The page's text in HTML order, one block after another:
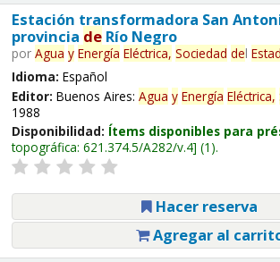
Estación transformadora San
provincia deRío Negro
por Agua y Energía Eléctrica, Sociedad del
Idioma: Español
Editor: Buenos Aires: Agua y Energía Eléctrica,
1988
Disponibilidad: Ítems disponibles para
topográfica: 621.374.5/A282/v.4 (1).
Hacer reserva
Agregar al